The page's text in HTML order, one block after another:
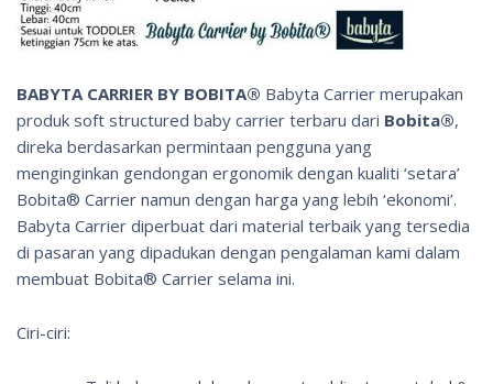
BABYTA CARRIER BY BOBITA® Babyta Carrier merupakan
produk soft structured baby carrier terbaru dari Bobita®,
direka berdasarkan permintaan pengguna yang
menginginkan gendongan ergonomik dengan kualiti ‘setara’
Bobita® Carrier namun dengan harga yang lebih ‘ekonomi’.
Babyta Carrier diperbuat dari material terbaik yang tersedia
di pasaran yang dipadukan dengan pengalaman kami dalam
membuat Bobita® Carrier selama ini.
Ciri-ciri: